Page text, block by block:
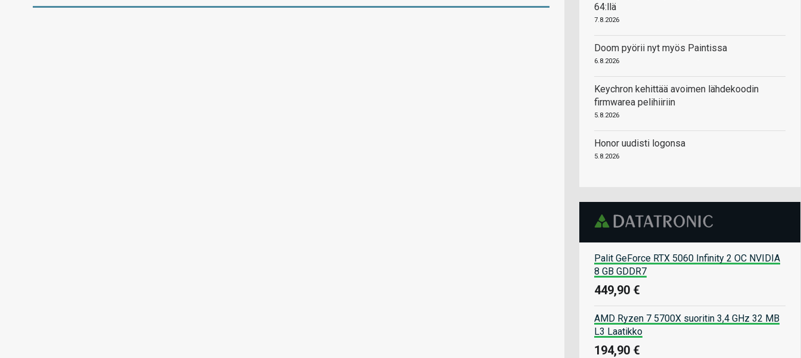
64:llä
7.8.2026
Doom pyörii nyt myös Paintissa
6.8.2026
Keychron kehittää avoimen lähdekoodin
firmwarea pelihiiriin
5.8.2026
Honor uudisti logonsa
5.8.2026
Palit GeForce RTX 5060 Infinity 2 OC NVIDIA
8 GB GDDR7
449,90 €
AMD Ryzen 7 5700X suoritin 3,4 GHz 32 MB
L3 Laatikko
194,90 €